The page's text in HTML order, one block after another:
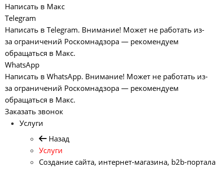
Написать в Макс
Telegram
Написать в Telegram. Внимание! Может не работать из-
за ограничений Роскомнадзора — рекомендуем
обращаться в Макс.
WhatsApp
Написать в WhatsApp. Внимание! Может не работать из-
за ограничений Роскомнадзора — рекомендуем
обращаться в Макс.
Заказать звонок
Услуги
Назад
Услуги
Создание сайта, интернет-магазина, b2b-портала